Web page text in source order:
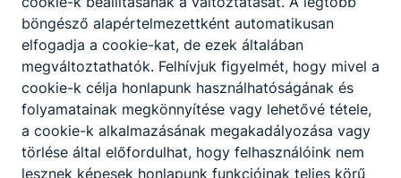
Partnereink
böngésző alapértelmezettként automatikusan
elfogadja a cookie-kat, de ezek általában
megváltoztathatók. Felhívjuk figyelmét, hogy mivel a
cookie-k célja honlapunk használhatóságának és
folyamatainak megkönnyítése vagy lehetővé tétele,
a cookie-k alkalmazásának megakadályozása vagy
törlése által előfordulhat, hogy felhasználóink nem
lesznek képesek honlapunk funkcióinak teljes körű